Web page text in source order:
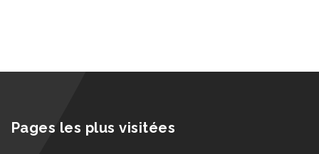
Pages les plus visitées